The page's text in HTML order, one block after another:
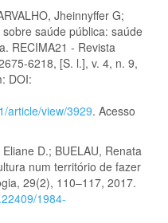
Jheinnyffer G;
saúde pública: saúde
RECIMA21 - Revista
6218, [S. l.], v. 4, n. 9,
DOI:
article/view/3929. Acesso
D.; BUELAU, Renata
num território de fazer
29(2), 110–117, 2017.
1984-